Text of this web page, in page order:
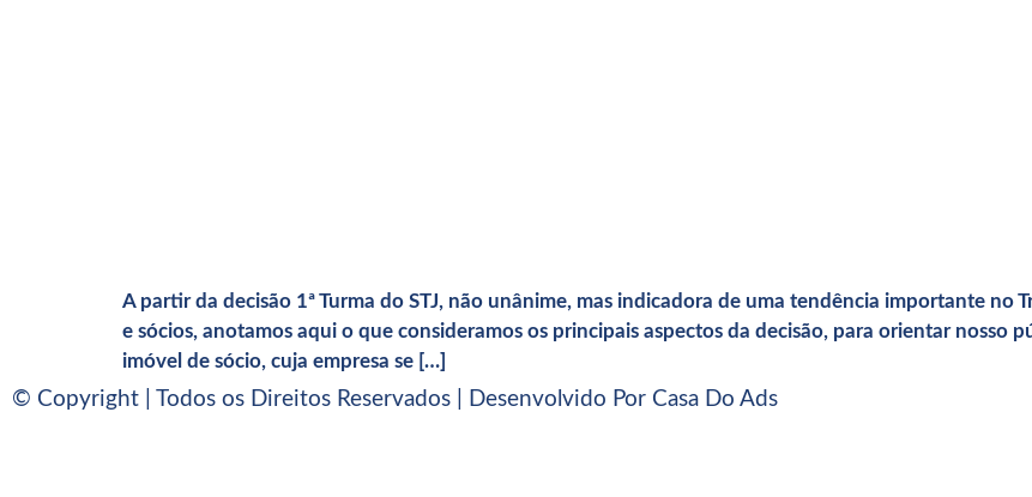
A partir da decisão 1ª Turma do STJ, não unânime, mas indicadora de uma tendência importante no
e sócios, anotamos aqui o que consideramos os principais aspectos da decisão, para orientar nosso
imóvel de sócio, cuja empresa se […]
© Copyright | Todos os Direitos Reservados | Desenvolvido Por Casa Do Ads